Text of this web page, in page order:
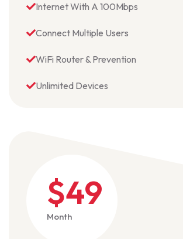
Internet With A 100Mbps
Connect Multiple Users
WiFi Router & Prevention
Unlimited Devices
$49
Month